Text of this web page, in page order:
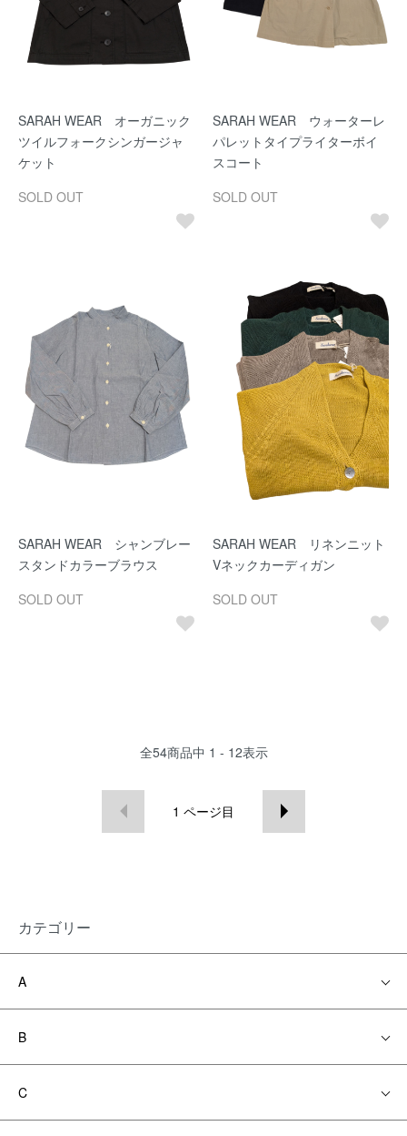
SARAH WEAR オーガニック
ツイルフォークシンガージャ
ケット
SOLD OUT
SARAH WEAR ウォーターレ
パレットタイプライターボイ
スコート
SOLD OUT
SARAH WEAR シャンブレー
スタンドカラーブラウス
SOLD OUT
SARAH WEAR リネンニット
Vネックカーディガン
SOLD OUT
全54商品中 1 - 12表示
1 ページ目
カテゴリー
A
B
C